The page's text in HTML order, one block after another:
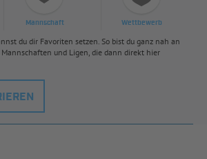
Mannschaft Wettbewerb
du dir Favoriten setzen. So bist du ganz nah an
und Ligen, die dann direkt hier